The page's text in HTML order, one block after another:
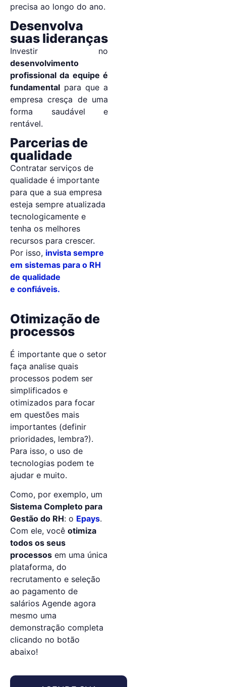
precisa ao longo do ano.
Desenvolva
suas lideranças
Investir no
desenvolvimento
profissional da equipe é
fundamental para que a
empresa cresça de uma
forma saudável e
rentável.
Parcerias de
qualidade
Contratar serviços de
qualidade é importante
para que a sua empresa
esteja sempre atualizada
tecnologicamente e
tenha os melhores
recursos para crescer.
Por isso, invista sempre
em sistemas para o RH
de qualidade
e confiáveis.
Otimização de
processos
É importante que o setor
faça analise quais
processos podem ser
simplificados e
otimizados para focar
em questões mais
importantes (definir
prioridades, lembra?).
Para isso, o uso de
tecnologias podem te
ajudar e muito.
Como, por exemplo, um
Sistema Completo para
Gestão do RH: o Epays.
Com ele, você otimiza
todos os seus
processos em uma única
plataforma, do
recrutamento e seleção
ao pagamento de
salários Agende agora
mesmo uma
demonstração completa
clicando no botão
abaixo!